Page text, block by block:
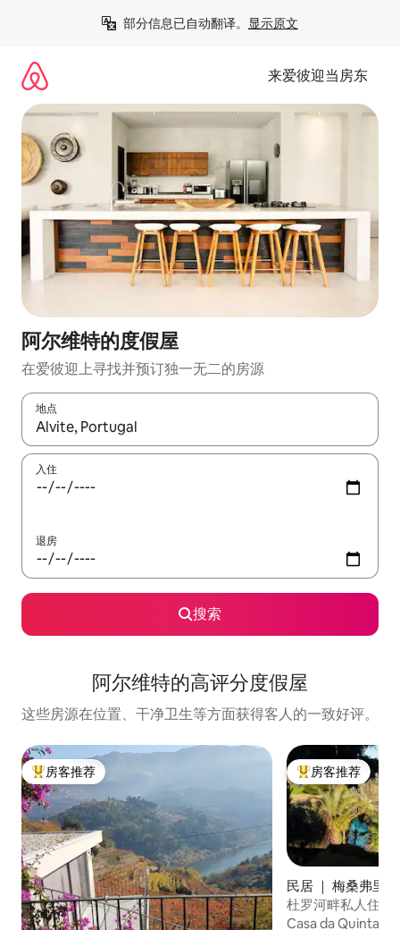
部分信息已自动翻译。 显示原文
来爱彼迎当房东
阿尔维特的度假屋
在爱彼迎上寻找并预订独一无二的房源
地点
如有搜索结果，请使用上下方向键查看，或通过点击或滑动手势
入住
退房
搜索
阿尔维特的高评分度假屋
这些房源在位置、干净卫生等方面获得客人的一致好评。
热门「房客推荐」
房客推荐 热门「房客推荐」
房客推荐
民居 ｜ 梅桑弗里烏
杜罗河畔私人住宅
Casa da Quinta